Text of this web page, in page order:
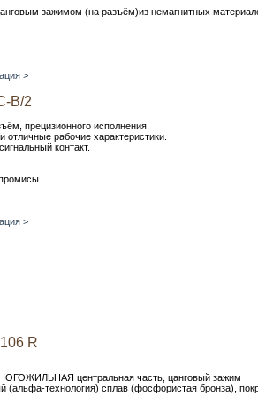
зажимом (на разъём)из немагнитных
>
B/2
прецизионного исполнения.
отличные рабочие характеристики.
контакт.
>
R
центральная часть, цанговый зажим
(альфа-технология) сплав (фосфористая бронза),